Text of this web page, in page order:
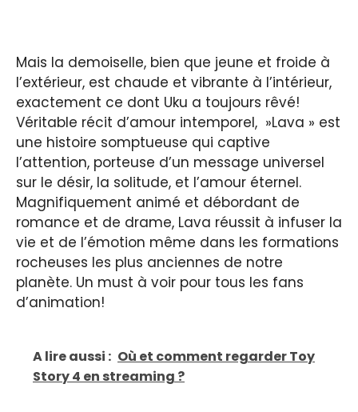
Mais la demoiselle, bien que jeune et froide à
l’extérieur, est chaude et vibrante à l’intérieur,
exactement ce dont Uku a toujours rêvé!
Véritable récit d’amour intemporel, »Lava » est
une histoire somptueuse qui captive
l’attention, porteuse d’un message universel
sur le désir, la solitude, et l’amour éternel.
Magnifiquement animé et débordant de
romance et de drame, Lava réussit à infuser la
vie et de l’émotion même dans les formations
rocheuses les plus anciennes de notre
planète. Un must à voir pour tous les fans
d’animation!
A lire aussi : Où et comment regarder Toy
Story 4 en streaming ?